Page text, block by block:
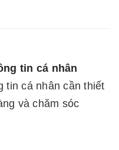
tin cá nhân
tin cá nhân cần thiết
và chăm sóc